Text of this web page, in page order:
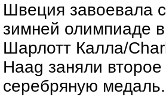
Швеция завоевала
зимней олимпиаде
Шарлотт Калла/
Haag заняли
серебряную